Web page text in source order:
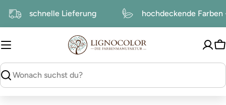
Inhalt
schnelle Lieferung hochdeckende
suchen